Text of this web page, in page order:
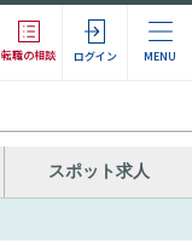
転職の相談 ログイン MENU
スポット求人